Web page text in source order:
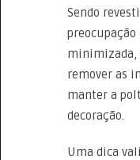
Sendo
minimizada,
remover as
manter a
decoração.
Uma dica